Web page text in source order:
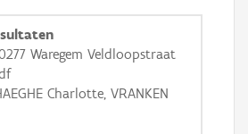
Waregem Veldloopstraat
Charlotte, VRANKEN